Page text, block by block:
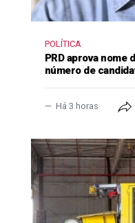
POLÍTICA
PRD aprova nome
número de
Há 3 horas